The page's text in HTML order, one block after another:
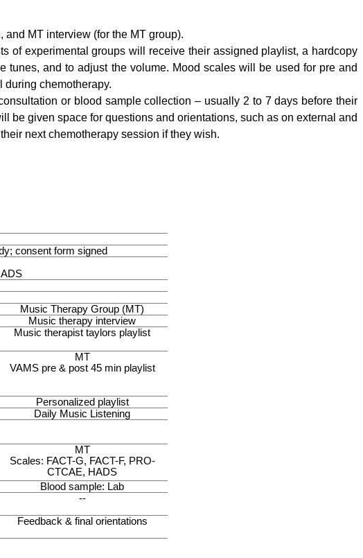
MT interview (for the MT group).
of experimental groups will receive their assigned playlist, a hardcopy
tunes, and to adjust the volume. Mood scales will be used for pre and
during chemotherapy.
or blood sample collection – usually 2 to 7 days before their
be given space for questions and orientations, such as on external and
next chemotherapy session if they wish.
consent form signed
Music Therapy Group (MT)
Music therapy interview
Music therapist taylors playlist
MT
VAMS pre & post 45 min playlist
Personalized playlist
Daily Music Listening
MT
Scales: FACT-G, FACT-F, PRO-
CTCAE, HADS
Blood sample: Lab
--
Feedback & final orientations